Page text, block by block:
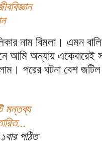
নাম বিমলা। এমন
আমি অন্যায় একেবারেই
পরের ঘটনা বেশ
মন্তব্য
পঠিত